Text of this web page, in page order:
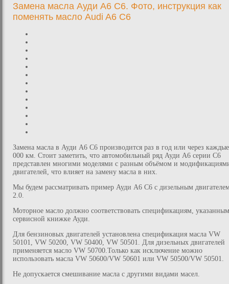
Замена масла Ауди А6 С6. Фото, инструкция как
поменять масло Audi A6 C6
Замена масла в Ауди А6 С6 производится раз в год или через
000 км. Стоит заметить, что автомобильный ряд Ауди А6 серии С6
представлен многими моделями с разным объёмом и
двигателей, что влияет на замену масла в них.
Мы будем рассматривать пример Ауди А6 C6 с дизельным
2.0.
Моторное масло должно соответствовать спецификациям,
сервисной книжке Ауди.
Для бензиновых двигателей установлена спецификация масла VW
50101, VW 50200, VW 50400, VW 50501. Для дизельных двигателей
применяется масло VW 50700.Только как исключение можно
использовать масла VW 50600/VW 50601 или VW 50500/VW 50501.
Не допускается смешивание масла с другими видами масел.